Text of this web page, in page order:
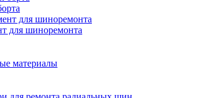
для шиноремонта